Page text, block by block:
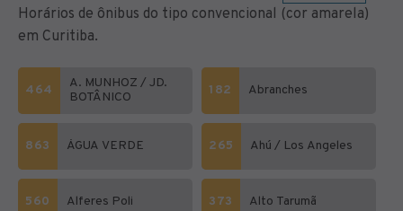
Horários de ônibus do tipo convencional (cor amarela)
em Curitiba.
464
A. MUNHOZ / JD.
BOTÂNICO
182 Abranches
863 ÁGUA VERDE 265 Ahú / Los Angeles
560 Alferes Poli 373 Alto Tarumã